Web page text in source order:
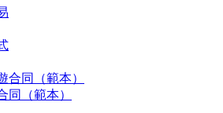
同（範本）